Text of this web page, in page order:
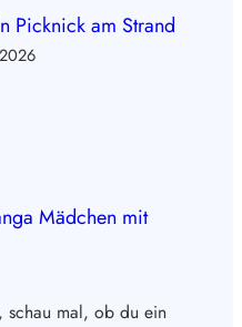
Picknick am Strand
Mädchen mit
schau mal, ob du ein